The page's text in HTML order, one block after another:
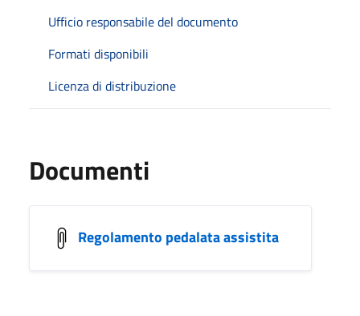
Ufficio responsabile del documento
Formati disponibili
Licenza di distribuzione
Documenti
Regolamento pedalata assistita